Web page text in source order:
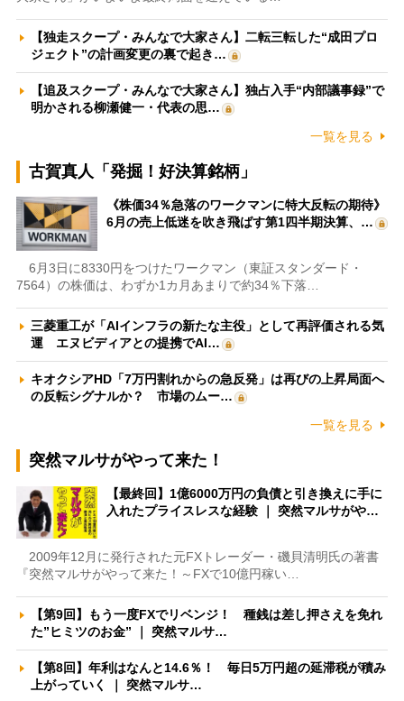
【独走スクープ・みんなで大家さん】二転三転した“成田プロ
ジェクト”の計画変更の裏で起き…
【追及スクープ・みんなで大家さん】独占入手“内部議事録”で
明かされる柳瀬健一・代表の思…
一覧を見る
古賀真人「発掘！好決算銘柄」
《株価34％急落のワークマンに特大反転の期待》
6月の売上低迷を吹き飛ばす第1四半期決算、…
6月3日に8330円をつけたワークマン（東証スタンダード・
7564）の株価は、わずか1カ月あまりで約34％下落…
三菱重工が「AIインフラの新たな主役」として再評価される気
運 エヌビディアとの提携でAI…
キオクシアHD「7万円割れからの急反発」は再びの上昇局面へ
の反転シグナルか？ 市場のムー…
一覧を見る
突然マルサがやって来た！
【最終回】1億6000万円の負債と引き換えに手に
入れたプライスレスな経験 ｜ 突然マルサがや…
2009年12月に発行された元FXトレーダー・磯貝清明氏の著書
『突然マルサがやって来た！～FXで10億円稼い…
【第9回】もう一度FXでリベンジ！ 種銭は差し押さえを免れ
た”ヒミツのお金” ｜ 突然マルサ…
【第8回】年利はなんと14.6％！ 毎日5万円超の延滞税が積み
上がっていく ｜ 突然マルサ…